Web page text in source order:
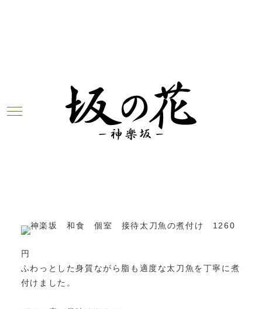
2018.10.23
本日のおすすめ「太刀魚の煮付け」
太刀魚の煮付け 1260
円
ふわっとした身質ながら脂も適度な太刀魚を丁寧に煮
付けました。